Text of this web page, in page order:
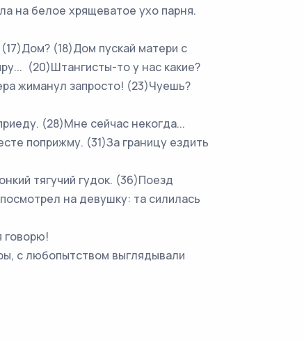
на белое хрящеватое ухо парня.
(18)Дом пускай матери с
(20)Штангисты-то у нас какие?
жиманул запросто! (23)Чуешь?
(28)Мне сейчас некогда...
поприжму. (31)За границу ездить
тягучий гудок. (36)Поезд
на девушку: та силилась
говорю!
с любопытством выглядывали